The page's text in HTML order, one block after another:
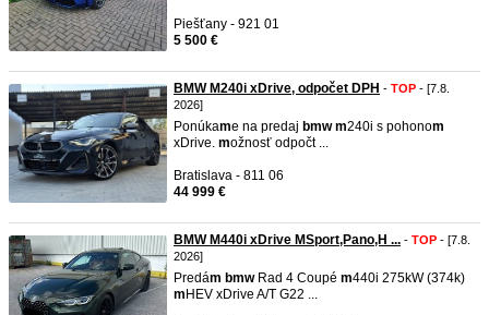
Piešťany - 921 01
5 500 €
BMW M240i xDrive, odpočet DPH - TOP - [7.8.
2026]
Ponúkame na predaj bmw m240i s pohonom
xDrive. možnosť odpočt ...
Bratislava - 811 06
44 999 €
BMW M440i xDrive MSport,Pano,H ... - TOP - [7.8.
2026]
Predám bmwRad 4 Coupé m440i 275kW (374k)
m HEV xDrive A/T G22 ...